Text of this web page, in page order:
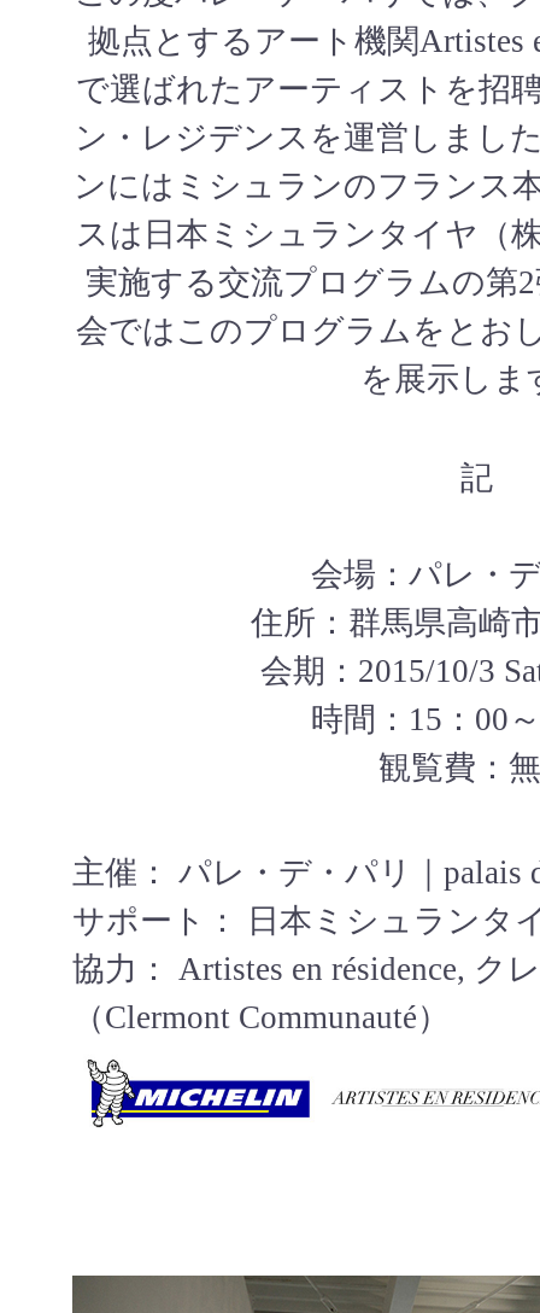
拠点とするアート機関Artistes
で選ばれたアーティストを招
ン・レジデンスを運営しまし
ンにはミシュランのフランス
スは日本ミシュランタイヤ（
実施する交流プログラムの第
会ではこのプログラムをとお
を展示しま
記
会場：パレ・
住所：群馬県高崎
会期：2015/10/3
時間：15：00
観覧費：
主催： パレ・デ・パリ｜palais
サポート： 日本ミシュランタ
協力： Artistes en résidence, ク
（Clermont Communauté）